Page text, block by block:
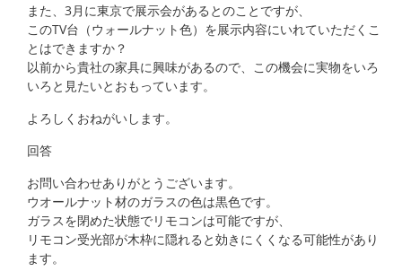
また、3月に東京で展示会があるとのことですが、
このTV台（ウォールナット色）を展示内容にいれていただくこ
とはできますか？
以前から貴社の家具に興味があるので、この機会に実物をいろ
いろと見たいとおもっています。
よろしくおねがいします。
回答
お問い合わせありがとうございます。
ウオールナット材のガラスの色は黒色です。
ガラスを閉めた状態でリモコンは可能ですが、
リモコン受光部が木枠に隠れると効きにくくなる可能性があり
ます。